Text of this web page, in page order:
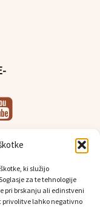
ki služijo
za te tehnologije
pri brskanju ali edinstveni
privolitve lahko negativno